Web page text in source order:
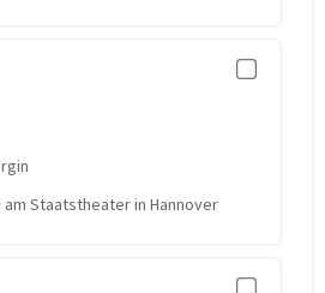
Staatstheater in Hannover